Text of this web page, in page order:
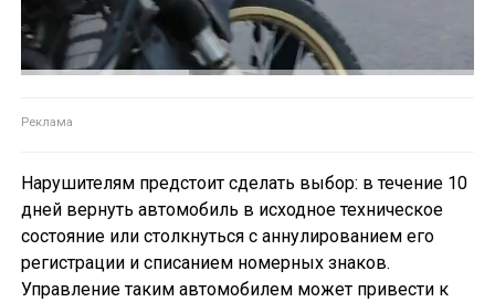
Нарушителям предстоит сделать выбор: в течение 10
дней вернуть автомобиль в исходное техническое
состояние или столкнуться с аннулированием его
регистрации и списанием номерных знаков.
Управление таким автомобилем может привести к